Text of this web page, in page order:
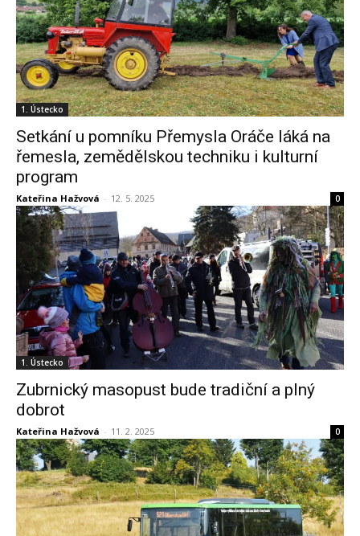
1. Ústecko
Setkání u pomníku Přemysla Oráče láká na
řemesla, zemědělskou techniku i kulturní
program
Kateřina Hažvová - 12. 5. 2025 0
1. Ústecko
Zubrnický masopust bude tradiční a plný
dobrot
Kateřina Hažvová - 11. 2. 2025 0